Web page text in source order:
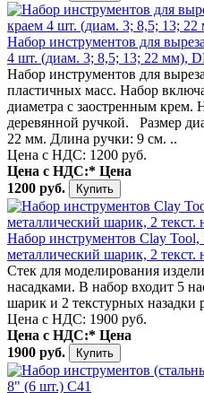
Набор инструментов для
4 шт. (диам. 3; 8,5; 13; 22 мм),
Набор инструментов для
пластичных масс. Набор
диаметра с заостренным крем.
деревянной ручкой. Размер
22 мм. Длина ручки: 9 см. ..
Цена с НДС: 1200 руб.
Цена с НДС:* Цена
1200 руб.
Набор инструментов Clay Tool,
металлический шарик, 2 текст.
Стек для моделирования
насадками. В набор входит 5
шарик и 2 текстурных
Цена с НДС: 1900 руб.
Цена с НДС:* Цена
1900 руб.